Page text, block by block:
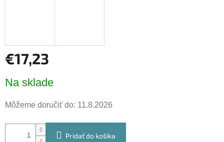
€17,23
cena:
Na sklade
Môžeme doručiť do: 11.8.2026
Pridať do košíka